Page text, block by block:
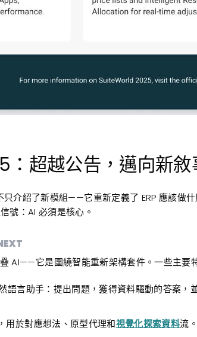
超越公告，邁向新敘
介紹了新模組——它重新定義了 ERP 應該做
號：AI 必須是核心。
AI——它是圍繞智能重新架構套件。一些主要
語言助手：提出問題，獲得資料驅動的答案
於對應想法、原型代理和視覺化探索資料流。